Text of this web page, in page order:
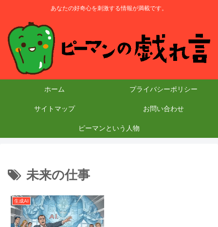
あなたの好奇心を刺激する情報が満載です。
ホーム プライバシーポリシー
サイトマップ お問い合わせ
ピーマンという人物
未来の仕事
生成AI